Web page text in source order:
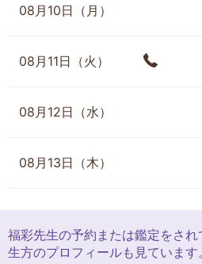
08月10日（月）
08月11日（火）
08月12日（水）
08月13日（木）
福彩先生の予約または鑑定をさ
生方のプロフィールも見ています。